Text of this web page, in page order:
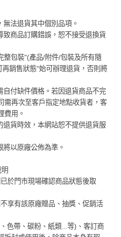
法退貨其中個別品項。
致商品訂購錯誤，恕不接受退換貨
整包裝"(產品/附件/包裝及所有隨
銷售狀態"始可辦理退貨，否則將
自付缺件價格。若因退貨商品不完
需再次至客戶指定地點收貨者，客
費用。
退貨時效，本網站恕不提供退貨服
以原廠公佈為準。
於門市現場確認商品狀態後取
享有該原廠贈品、抽獎、促銷活
色帶、碳粉、紙類...等)、客訂商